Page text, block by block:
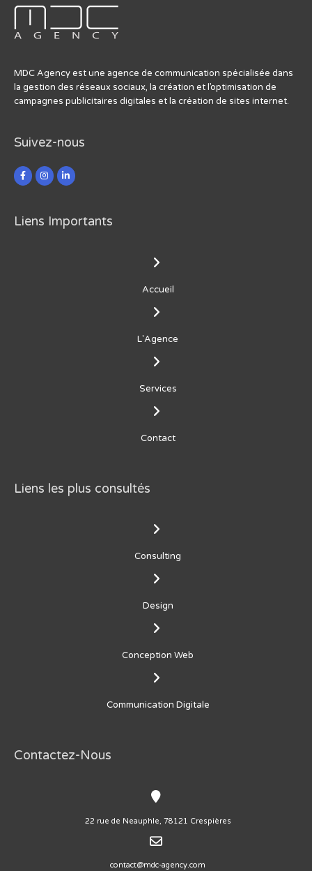
MDC Agency est une agence de communication spécialisée dans
la gestion des réseaux sociaux, la création et l’optimisation de
campagnes publicitaires digitales et la création de sites internet.
Suivez-nous
Liens Importants
Accueil
L'Agence
Services
Contact
Liens les plus consultés
Consulting
Design
Conception Web
Communication Digitale
Contactez-Nous
22 rue de Neauphle, 78121 Crespières
contact@mdc-agency.com